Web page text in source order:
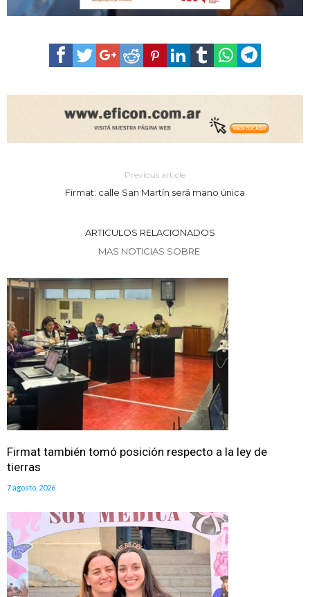
Previous article
Firmat: calle San Martín será mano única
ARTICULOS RELACIONADOS
MAS NOTICIAS SOBRE
Firmat también tomó posición respecto a la ley de
tierras
7 agosto, 2026